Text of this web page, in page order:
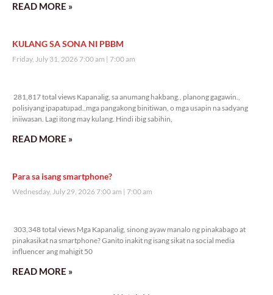
READ MORE »
KULANG SA SONA NI PBBM
Friday, July 31, 2026 7:00 am 7:00 am
281,817 total views Kapanalig, sa anumang hakbang., planong gagawin.,
polisiyang ipapatupad.,mga pangakong binitiwan, o mga usapin na sadyang
iniiwasan. Lagi itong may kulang. Hindi ibig sabihin,
READ MORE »
Para sa isang smartphone?
Wednesday, July 29, 2026 7:00 am 7:00 am
303,348 total views Mga Kapanalig, sinong ayaw manalo ng pinakabago at
pinakasikat na smartphone? Ganito inakit ng isang sikat na social media
influencer ang mahigit 50
READ MORE »